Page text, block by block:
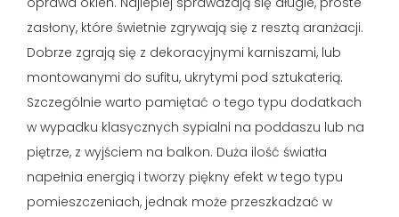
zasłony, które świetnie zgrywają się z resztą aranżacji.
Dobrze zgrają się z dekoracyjnymi karniszami, lub
montowanymi do sufitu, ukrytymi pod sztukaterią.
Szczególnie warto pamiętać o tego typu dodatkach
w wypadku klasycznych sypialni na poddaszu lub na
piętrze, z wyjściem na balkon. Duża ilość światła
napełnia energią i tworzy piękny efekt w tego typu
pomieszczeniach, jednak może przeszkadzać w